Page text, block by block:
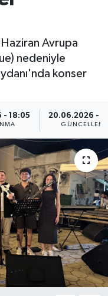
Avrupa
nedeniyle
konser
- 18:05 20.06.2026 -